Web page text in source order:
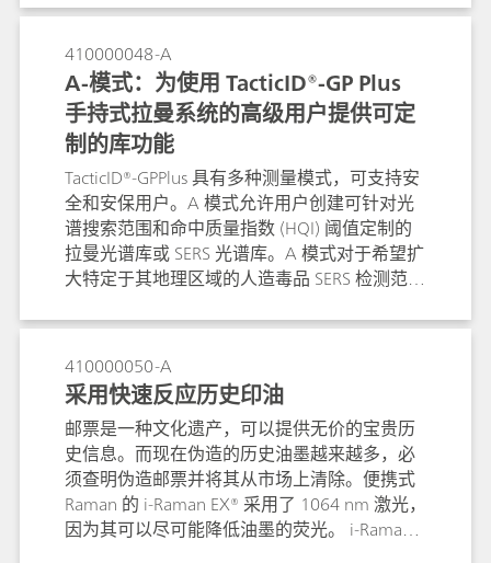
NanoRam®-1064 来鉴定通常会在 785 nm 激光
器下发出荧光的纤维素衍生物。
410000048-A
A-模式：为使用 TacticID®-GP Plus
手持式拉曼系统的高级用户提供可定
制的库功能
TacticID®-GPPlus 具有多种测量模式，可支持安
全和安保用户。A 模式允许用户创建可针对光
谱搜索范围和命中质量指数 (HQI) 阈值定制的
拉曼光谱库或 SERS 光谱库。A 模式对于希望扩
大特定于其地理区域的人造毒品 SERS 检测范围
有用的。在此示例中，使用 A 模式创建了三聚
氰胺的 SERS 库，以使用单指示剂峰轻松检测婴
儿配方奶粉中是否存在三聚氰胺。
410000050-A
采用快速反应历史印油
邮票是一种文化遗产，可以提供无价的宝贵历
史信息。而现在伪造的历史油墨越来越多，必
须查明伪造邮票并将其从市场上清除。便携式
Raman 的 i-Raman EX® 采用了 1064 nm 激光，
因为其可以尽可能降低油墨的荧光。 i-Raman